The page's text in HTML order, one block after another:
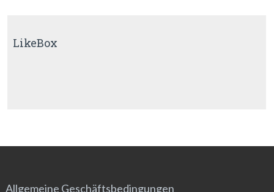
LikeBox
Allgemeine Geschäftsbedingungen